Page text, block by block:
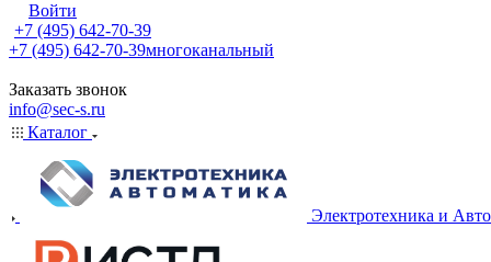
Войти
+7 (495) 642-70-39
+7 (495) 642-70-39многоканальный
Заказать звонок
info@sec-s.ru
Каталог
Электротехника и